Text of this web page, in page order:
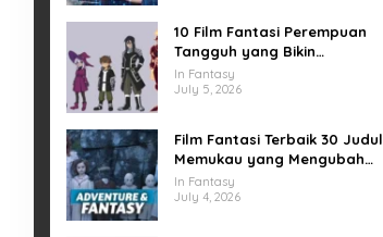
10 Film Fantasi Perempuan
Tangguh yang Bikin
Terinspirasi, Termasuk Damsel
In Fantasy
July 5, 2026
Film Fantasi Terbaik 30 Judul
Memukau yang Mengubah
Imajinasi
In Fantasy
July 4, 2026